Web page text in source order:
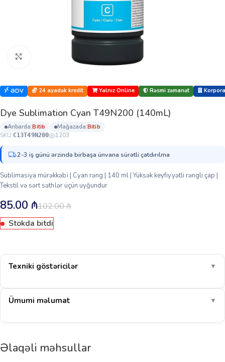
Böyütmək üçün klikləyin
ƏDV 24 ayadək kredit Yalnız Online Rəsmi zəmanət
Dye Sublimation Cyan T49N200 (140mL)
anbarda: bi̇ti̇b mağazada: bi̇ti̇b
SKU:C13T49N200 1203
2-3 iş günü ərzində birbaşa ünvana sürətli çatdırılma
Sublimasiya mürəkkəbi | Cyan rəng | 140 ml | Yüksək keyfiyyətli rəngli çap |
Tekstil və sərt səthlər üçün uyğundur
102.00₼
85.00 ₼
Stokda bitdi
Texniki göstəricilər ▼
Ümumi məlumat ▼
Əlaqəli məhsullar